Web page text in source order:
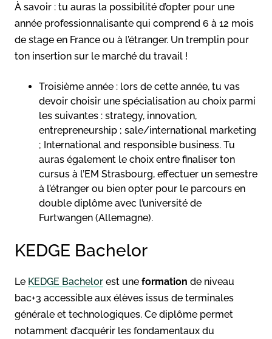
À savoir : tu auras la possibilité d’opter pour une
année professionnalisante qui comprend 6 à 12 mois
de stage en France ou à l’étranger. Un tremplin pour
ton insertion sur le marché du travail !
Troisième année : lors de cette année, tu vas
devoir choisir une spécialisation au choix parmi
les suivantes : strategy, innovation,
entrepreneurship ; sale/international marketing
; International and responsible business. Tu
auras également le choix entre finaliser ton
cursus à l’EM Strasbourg, effectuer un semestre
à l’étranger ou bien opter pour le parcours en
double diplôme avec l’université de
Furtwangen (Allemagne).
KEDGE Bachelor
Le KEDGE Bachelor est une formation de niveau
bac+3 accessible aux élèves issus de terminales
générale et technologiques. Ce diplôme permet
notamment d’acquérir les fondamentaux du